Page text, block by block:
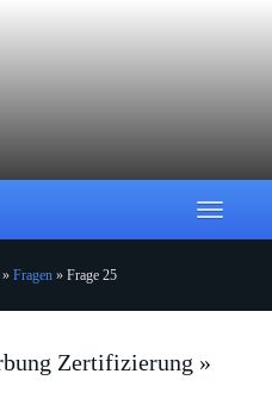
Toggle
» Fragen » Frage 25
Zertifizierung »